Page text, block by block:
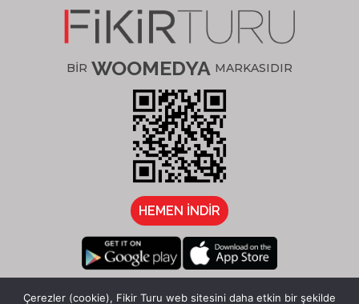
BİR WOOMEDYA MARKASIDIR
HEMEN İNDİR
Çerezler (cookie), Fikir Turu web sitesini daha etkin bir şekilde